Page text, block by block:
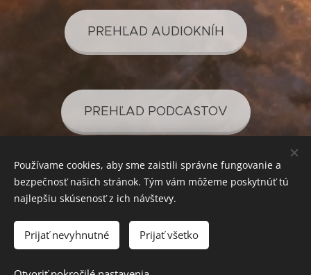
PREHĽAD AUDIOKNÍH
PREHĽAD PODCASTOV
SVETLO PRE VAŠE POZNANIE
Cookies
Mena
Používame cookies, aby sme zaistili správne fungovanie a
bezpečnosť našich stránok. Tým vám môžeme poskytnúť tú
najlepšiu skúsenosť z ich návštevy.
Prijať nevyhnutné Prijať všetko